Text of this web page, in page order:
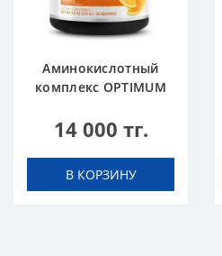
Аминокислотный
комплекс OPTIMUM
Energy 270 g Orange
14 000 тг.
В КОРЗИНУ